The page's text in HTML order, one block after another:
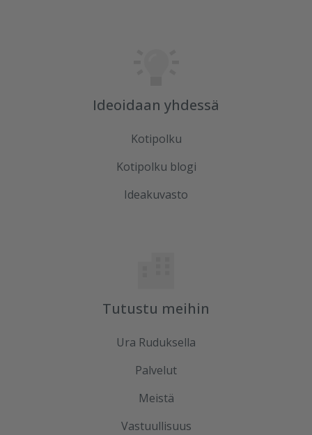
Ideoidaan yhdessä
Kotipolku
Kotipolku blogi
Ideakuvasto
Tutustu meihin
Ura Ruduksella
Palvelut
Meistä
Vastuullisuus